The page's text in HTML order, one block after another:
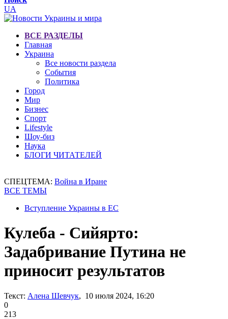
UA
ВСЕ РАЗДЕЛЫ
Главная
Украина
Все новости раздела
События
Политика
Город
Мир
Бизнес
Спорт
Lifestyle
Шоу-биз
Наука
БЛОГИ ЧИТАТЕЛЕЙ
СПЕЦТЕМА: Война в Иране
ВСЕ ТЕМЫ
Вступление Украины в ЕС
Кулеба - Сийярто:
Задабривание Путина не
приносит результатов
Текст: Алена Шевчук, 10 июля 2024, 16:20
0
213